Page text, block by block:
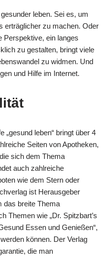
leben. Sei es, um
erträglicher zu machen. Oder
Perspektive, ein langes
zu gestalten, bringt viele
zu widmen. Und
und Hilfe im Internet.
„gesund leben“ bringt über 4
Seiten von Apotheken,
sich dem Thema
auch zahlreiche
wie dem Stern oder
ist Herausgeber
das breite Thema
Themen wie „Dr. Spitzbart’s
Essen und Genießen“,
können. Der Verlag
die man